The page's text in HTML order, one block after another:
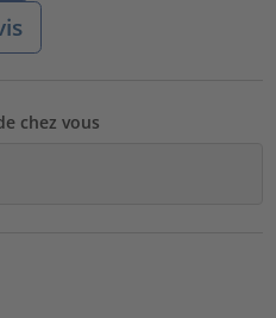
chez vous